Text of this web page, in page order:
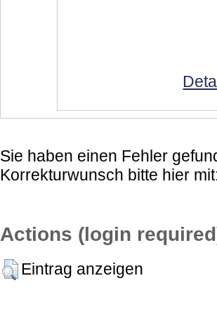
Sie haben einen Fehler
Korrekturwunsch bitte hier
Actions (login
Eintrag anzeigen